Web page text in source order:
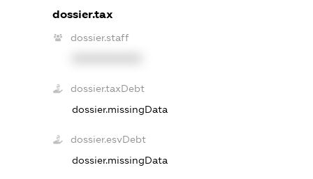
dossier.tax
dossier.staff
dossier.taxDebt
dossier.missingData
dossier.esvDebt
dossier.missingData